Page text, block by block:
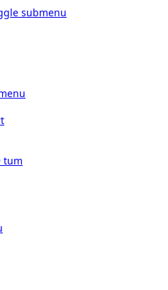
submenu
tum